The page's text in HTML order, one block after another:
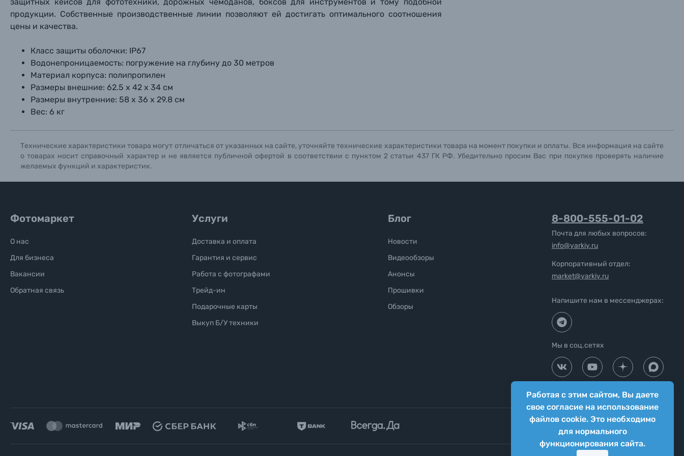
Уценённые товары
продукции. Собственные производственные линии позволяют ей достигать оптимального соотношения
цены и качества.
Класс защиты оболочки: IP67
Водонепроницаемость: погружение на глубину до 30 метров
Материал корпуса: полипропилен
Размеры внешние: 62.5 х 42 х 34 см
Размеры внутренние: 58 х 36 х 29.8 см
Вес: 6 кг
Технические характеристики товара могут отличаться от указанных на сайте, уточняйте технические характеристики товара на момент покупки и оплаты. Вся информация на сайте
о товарах носит справочный характер и не является публичной офертой в соответствии с пунктом 2 статьи 437 ГК РФ. Убедительно просим Вас при покупке проверять наличие
желаемых функций и характеристик.
Работая с этим сайтом, Вы даете
свое согласие на использование
файлов cookie. Это необходимо
для нормального
функционирования сайта.
Фотомаркет
О нас
Для бизнеса
Вакансии
Обратная связь
Услуги
Доставка и оплата
Гарантия и сервис
Работа с фотографами
Трейд-ин
Подарочные карты
Выкуп Б/У техники
Блог
Новости
Видеообзоры
Анонсы
Прошивки
Обзоры
8-800-555-01-02
Почта для любых вопросов:
info@yarkiy.ru
Корпоративный отдел:
market@yarkiy.ru
Напишите нам в мессенджерах:
Мы в соц.сетях